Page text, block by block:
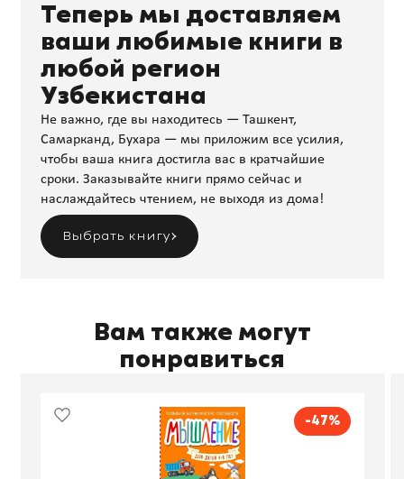
Теперь мы доставляем
ваши любимые книги в
любой регион
Узбекистана
Не важно, где вы находитесь — Ташкент,
Самарканд, Бухара — мы приложим все усилия,
чтобы ваша книга достигла вас в кратчайшие
сроки. Заказывайте книги прямо сейчас и
наслаждайтесь чтением, не выходя из дома!
Выбрать книгу
Вам также могут
понравиться
-47%